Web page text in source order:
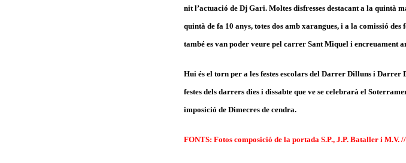
nit l’actuació de Dj Gari. Moltes disfresses destacant a la quintà
quintà de fa 10 anys, totes dos amb xarangues, i a la comissió
també es van poder veure pel carrer Sant Miquel i encreuament
Hui és el torn per a les festes escolars del Darrer Dilluns i
festes dels darrers dies i dissabte que ve se celebrarà el
imposició de Dimecres de cendra.
FONTS: Fotos composició de la portada S.P., J.P. Bataller i M.V.